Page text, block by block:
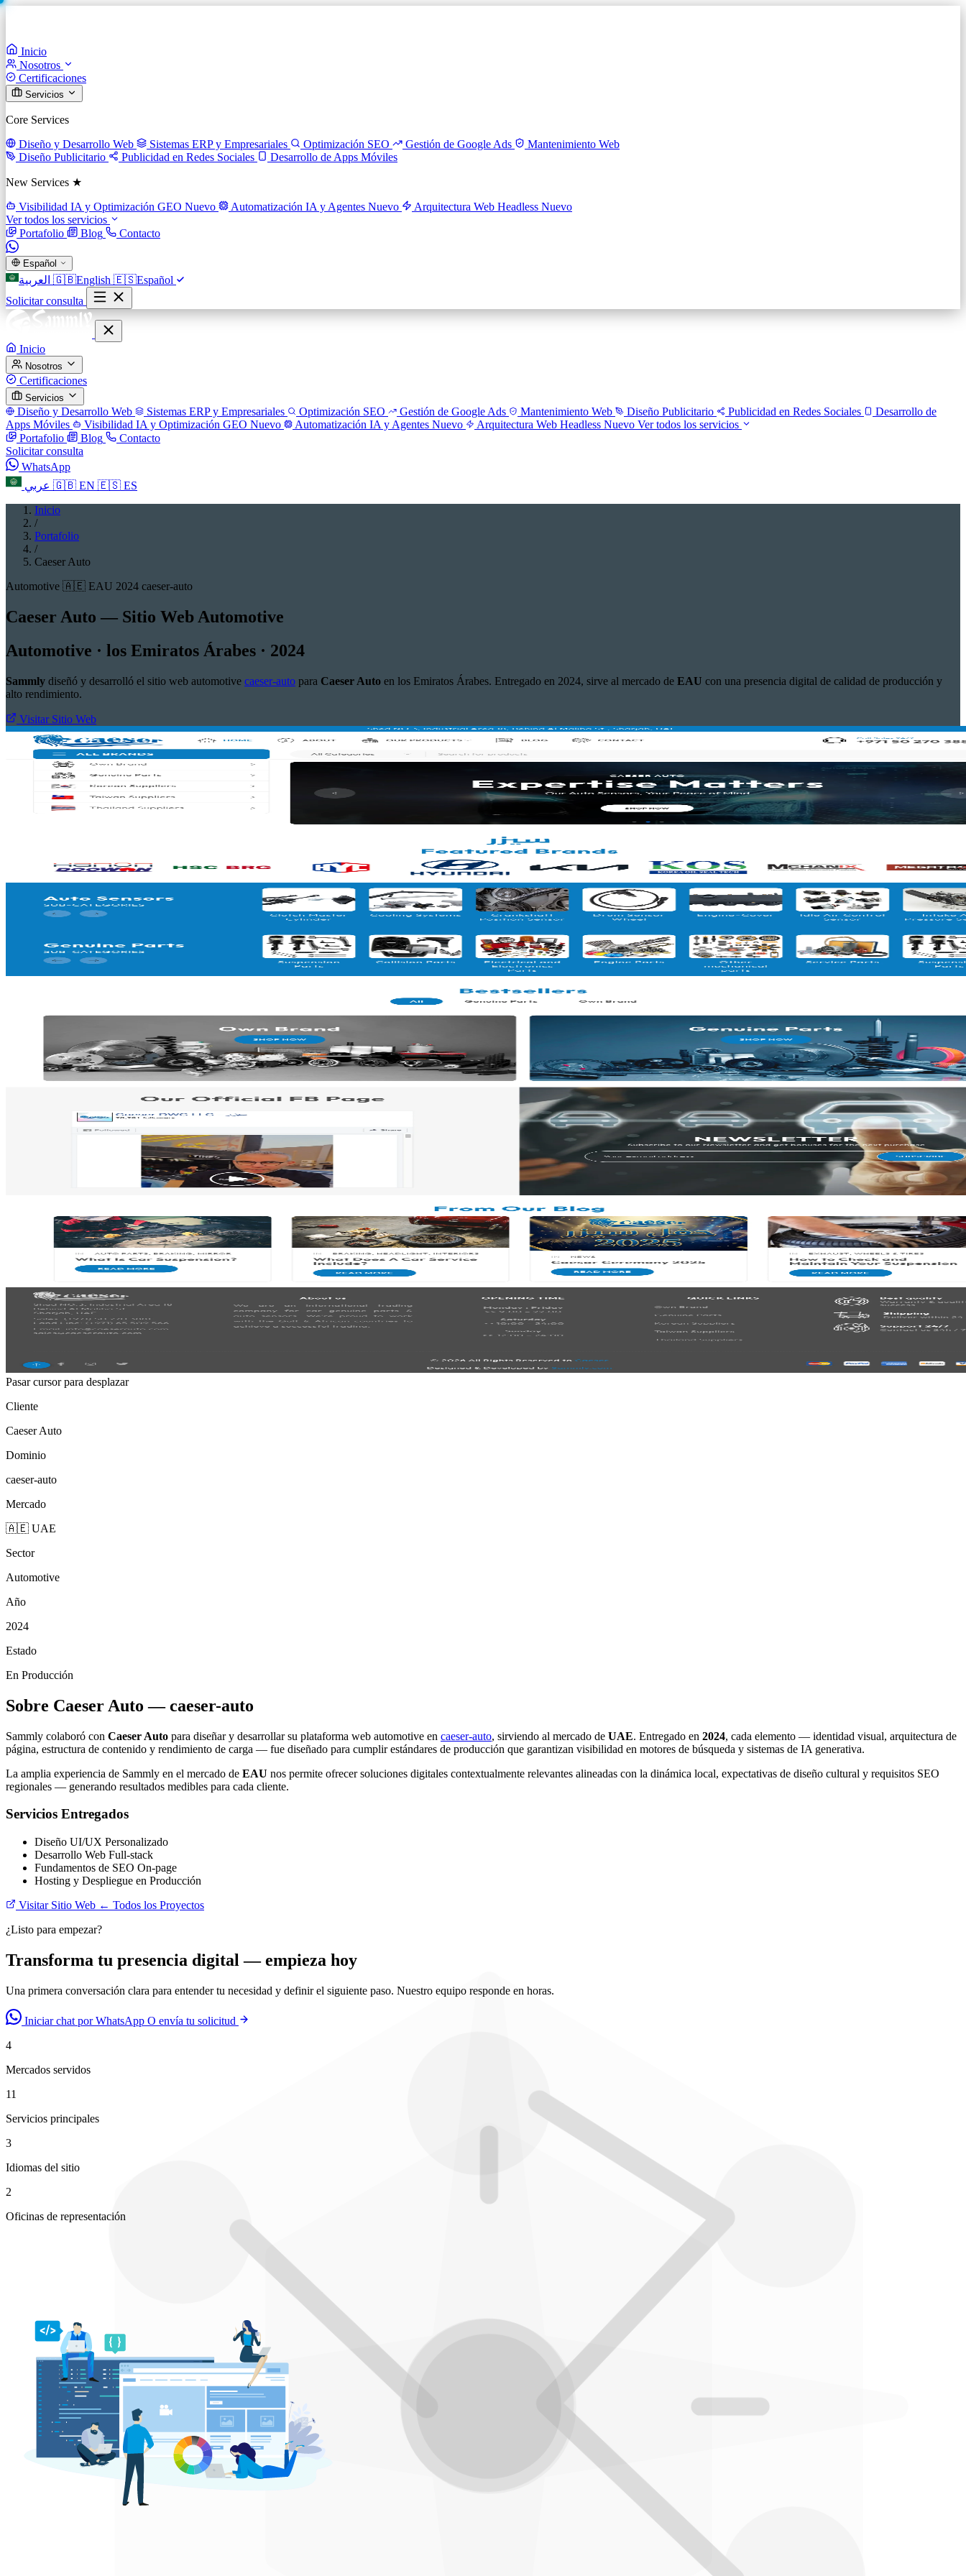
Inicio
Nosotros
Certificaciones
Servicios
Core Services
Diseño y Desarrollo Web
Sistemas ERP y Empresariales Optimización SEO Gestión de Google Ads
Mantenimiento Web
Diseño Publicitario
Publicidad en Redes Sociales Desarrollo de Apps Móviles
New Services ★
Visibilidad IA y Optimización GEO Nuevo Automatización IA y Agentes Nuevo Arquitectura Web Headless Nuevo
Ver todos los servicios
Portafolio
Blog Contacto
Español
العربية 🇬🇧English 🇪🇸Español
Solicitar consulta
Inicio
Nosotros
Certificaciones
Servicios
Diseño y Desarrollo Web Sistemas ERP y Empresariales Optimización SEO Gestión de Google Ads Mantenimiento Web Diseño Publicitario Publicidad en Redes Sociales
Desarrollo de
Apps Móviles
Visibilidad IA y Optimización GEO Nuevo Automatización IA y Agentes Nuevo Arquitectura Web Headless Nuevo Ver todos los servicios
Portafolio
Blog
Contacto
Solicitar consulta
WhatsApp
عربي 🇬🇧 EN 🇪🇸 ES
Inicio
/
Portafolio
/
Caeser Auto
Automotive 🇦🇪 EAU 2024 caeser-auto
Caeser Auto — Sitio Web Automotive
Automotive · los Emiratos Árabes · 2024
Sammly diseñó y desarrolló el sitio web automotive caeser-auto para Caeser Auto en los Emiratos Árabes. Entregado en 2024, sirve al mercado de EAU con una presencia digital de calidad de producción y
alto rendimiento.
Visitar Sitio Web
Pasar cursor para desplazar
Cliente
Caeser Auto
Dominio
caeser-auto
Mercado
🇦🇪 UAE
Sector
Automotive
Año
2024
Estado
En Producción
Sobre Caeser Auto — caeser-auto
Sammly colaboró con Caeser Auto para diseñar y desarrollar su plataforma web automotive en caeser-auto, sirviendo al mercado de UAE. Entregado en 2024, cada elemento — identidad visual, arquitectura de
página, estructura de contenido y rendimiento de carga — fue diseñado para cumplir estándares de producción que garantizan visibilidad en motores de búsqueda y sistemas de IA generativa.
La amplia experiencia de Sammly en el mercado de EAU nos permite ofrecer soluciones digitales contextualmente relevantes alineadas con la dinámica local, expectativas de diseño cultural y requisitos SEO
regionales — generando resultados medibles para cada cliente.
Servicios Entregados
Diseño UI/UX Personalizado
Desarrollo Web Full-stack
Fundamentos de SEO On-page
Hosting y Despliegue en Producción
Visitar Sitio Web ← Todos los Proyectos
¿Listo para empezar?
Transforma tu presencia digital — empieza hoy
Una primera conversación clara para entender tu necesidad y definir el siguiente paso. Nuestro equipo responde en horas.
Iniciar chat por WhatsApp O envía tu solicitud
4
Mercados servidos
11
Servicios principales
3
Idiomas del sitio
2
Oficinas de representación